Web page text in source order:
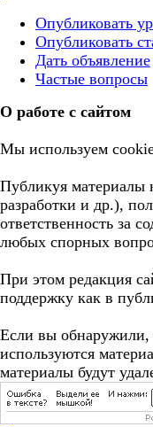
Опубликовать
Опубликовать
Дать объявление
Частые вопросы
О работе с сайтом
Мы используем
Публикуя материалы
разработки и др.),
ответственность за
любых спорных
При этом редакция
поддержку как в
Если вы обнаружили,
используются
материалы будут